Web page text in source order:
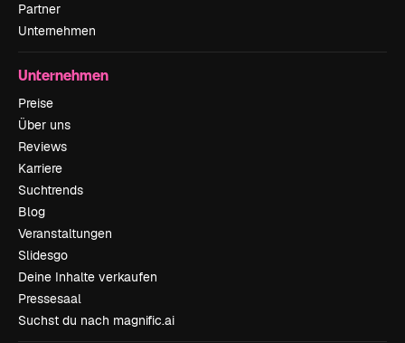
Partner
Unternehmen
Unternehmen
Preise
Über uns
Reviews
Karriere
Suchtrends
Blog
Veranstaltungen
Slidesgo
Deine Inhalte verkaufen
Pressesaal
Suchst du nach magnific.ai